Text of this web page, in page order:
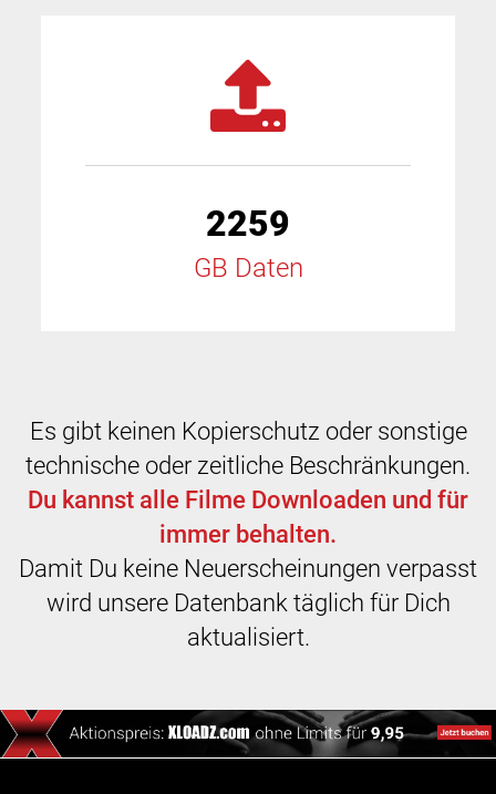
2259
GB Daten
Es gibt keinen Kopierschutz oder sonstige
technische oder zeitliche Beschränkungen.
Du kannst alle Filme Downloaden und für
immer behalten.
Damit Du keine Neuerscheinungen verpasst
wird unsere Datenbank täglich für Dich
aktualisiert.